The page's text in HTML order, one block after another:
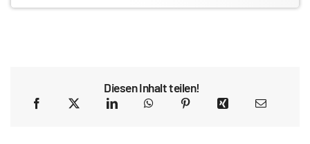
Diesen Inhalt teilen!